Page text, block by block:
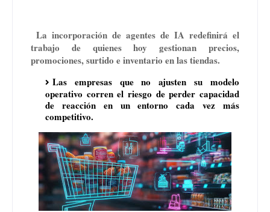
La incorporación de agentes de IA redefinirá el
trabajo de quienes hoy gestionan precios,
promociones, surtido e inventario en las tiendas.
Las empresas que no ajusten su modelo
operativo corren el riesgo de perder capacidad
de reacción en un entorno cada vez más
competitivo.